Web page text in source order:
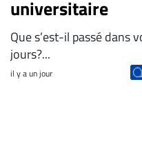
universitaire
Que s’est-il passé dans
jours?...
il y a un jour